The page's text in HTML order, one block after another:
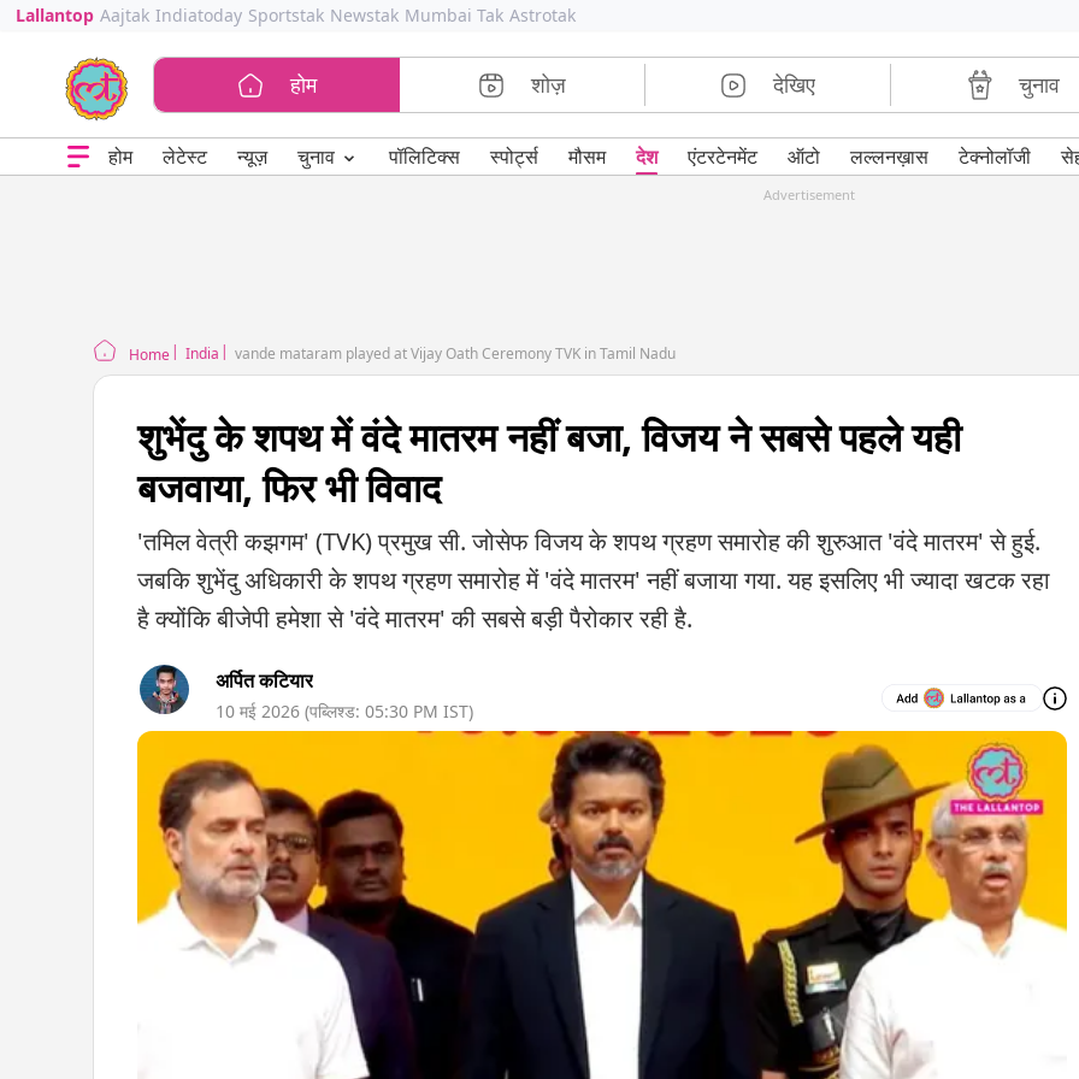
Lallantop Aajtak Indiatoday Sportstak Newstak Mumbai Tak Astrotak
होम शोज़ देखिए चुनाव
होम लेटेस्ट न्यूज़ चुनाव ⌄ पॉलिटिक्स स्पोर्ट्स मौसम देश एंटरटेनमेंट ऑटो लल्लनख़ास टेक्नोलॉजी
Advertisement
Home India vande mataram played at Vijay Oath Ceremony TVK in Tamil Nadu
शुभेंदु के शपथ में वंदे मातरम नहीं बजा, विजय ने सबसे पहले यही
बजवाया, फिर भी विवाद
'तमिल वेत्री कझगम' (TVK) प्रमुख सी. जोसेफ विजय के शपथ ग्रहण समारोह की शुरुआत 'वंदे मातरम' से हुई.
जबकि शुभेंदु अधिकारी के शपथ ग्रहण समारोह में 'वंदे मातरम' नहीं बजाया गया. यह इसलिए भी ज्यादा खटक रहा
है क्योंकि बीजेपी हमेशा से 'वंदे मातरम' की सबसे बड़ी पैरोकार रही है.
अर्पित कटियार
10 मई 2026 (पब्लिश्ड: 05:30 PM IST)